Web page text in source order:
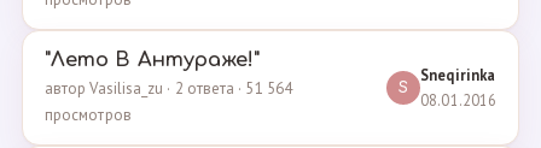
"Лето В Антураже!"
автор Vasilisa_zu · 2 ответа · 51 564
просмотров
S
Sneqirinka
08.01.2016